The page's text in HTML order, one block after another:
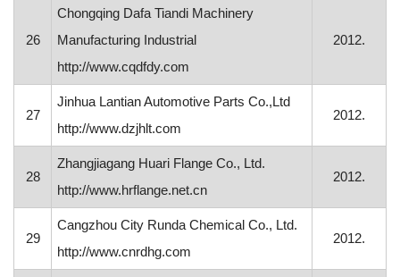
26
Chongqing Dafa Tiandi Machinery
Manufacturing Industrial
http://www.cqdfdy.com
2012.
27
Jinhua Lantian Automotive Parts Co.,Ltd
http://www.dzjhlt.com
2012.
28
Zhangjiagang Huari Flange Co., Ltd.
http://www.hrflange.net.cn
2012.
29
Cangzhou City Runda Chemical Co., Ltd.
http://www.cnrdhg.com
2012.